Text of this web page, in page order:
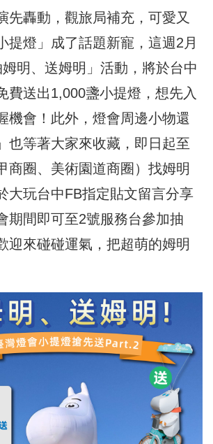
先轟動，觀旅局補充，可愛又
提燈」成了話題新寵，這週2月
明、送姆明」活動，將於台中
費送出1,000盞小提燈，想先入
機會！此外，燈會周邊小物還
也等著大家來收藏，即日起至
商圈、美術園道商圈）找姆明
大玩台中FB指定貼文留言分享
期間即可至2號服務台參加抽
迎來碰碰運氣，把超萌的姆明